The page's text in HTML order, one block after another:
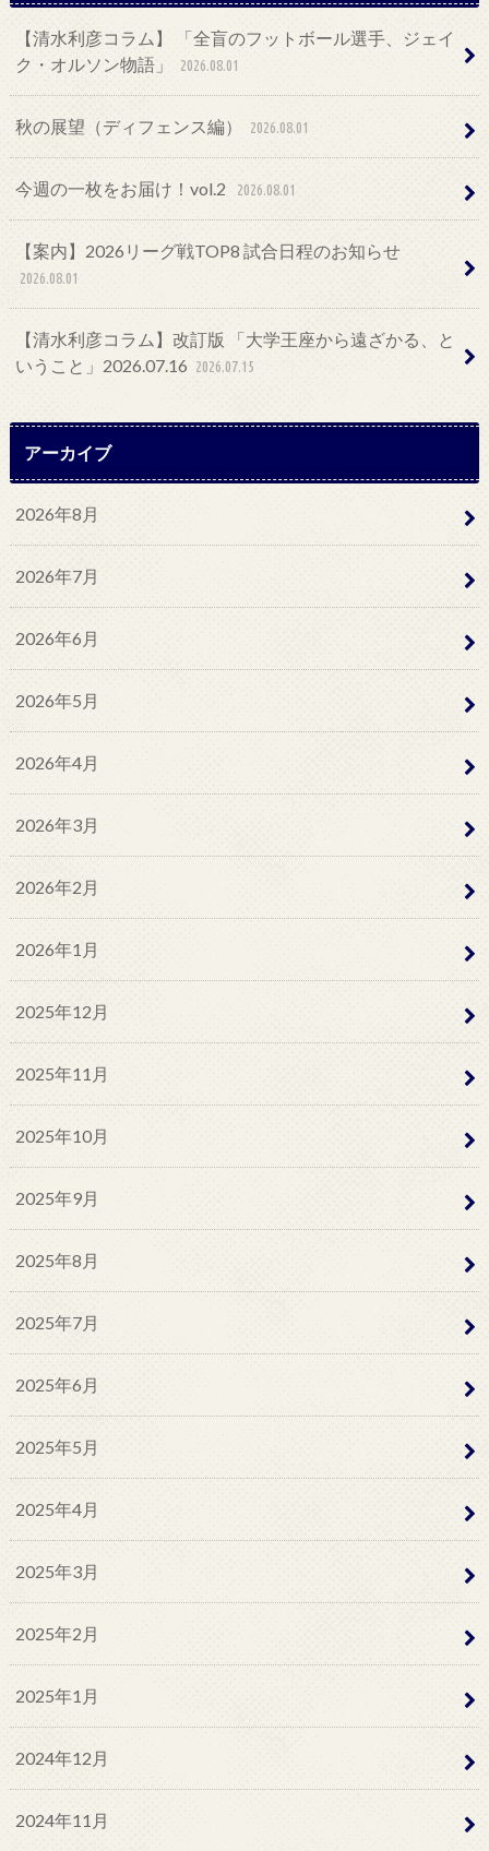
【清水利彦コラム】 「全盲のフットボール選手、ジェイ
ク・オルソン物語」
2026.08.01
秋の展望（ディフェンス編） 2026.08.01
今週の一枚をお届け！vol.2 2026.08.01
【案内】2026リーグ戦TOP8 試合日程のお知らせ
2026.08.01
【清水利彦コラム】改訂版 「大学王座から遠ざかる、と
いうこと」2026.07.16 2026.07.15
アーカイブ
2026年8月
2026年7月
2026年6月
2026年5月
2026年4月
2026年3月
2026年2月
2026年1月
2025年12月
2025年11月
2025年10月
2025年9月
2025年8月
2025年7月
2025年6月
2025年5月
2025年4月
2025年3月
2025年2月
2025年1月
2024年12月
2024年11月